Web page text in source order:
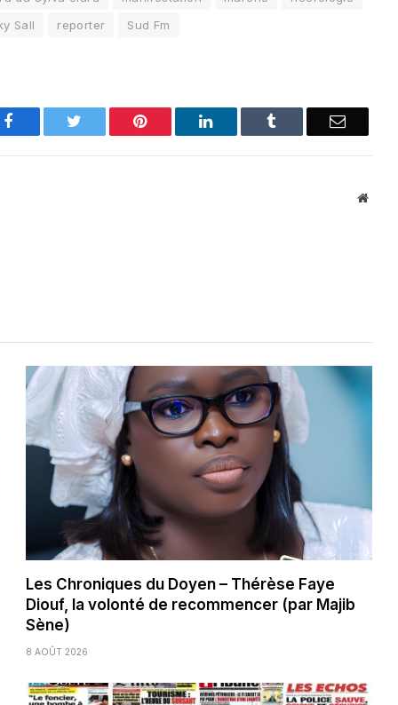
Sall reporter
Sud Fm
Facebook Pinterest LinkedIn Email
Les Chroniques du Doyen – Thérèse Faye
Diouf, la volonté de recommencer (par Majib
Sène)
8 AOÛT 2026